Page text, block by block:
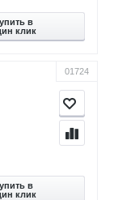
в
клик
01724
в
клик